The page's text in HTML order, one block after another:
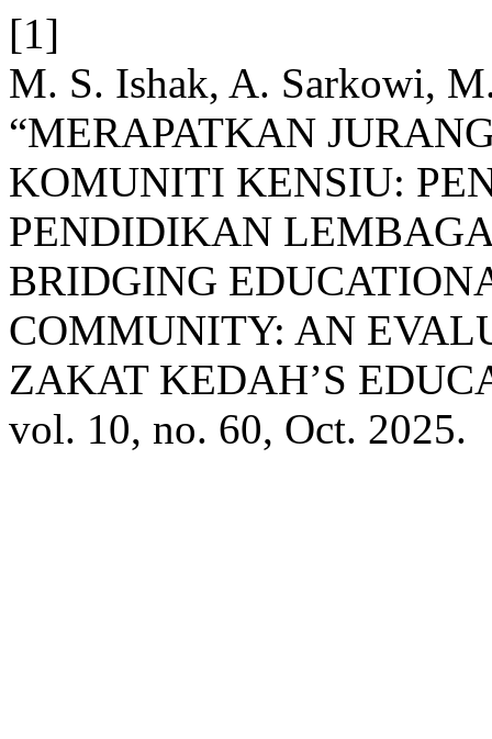
[1]
M. S. Ishak, A. Sarkowi,
“MERAPATKAN
KOMUNITI KENSIU:
PENDIDIKAN
BRIDGING
COMMUNITY: AN
ZAKAT KEDAH’S
vol. 10, no. 60, Oct. 2025.